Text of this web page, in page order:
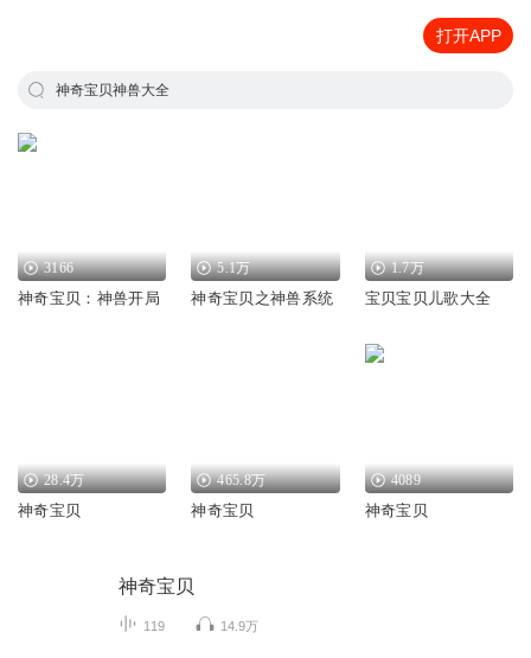
打开APP
神奇宝贝神兽大全
3166
神奇宝贝：神兽开局
5.1万
神奇宝贝之神兽系统
1.7万
宝贝宝贝儿歌大全
28.4万
神奇宝贝
465.8万
神奇宝贝
4089
神奇宝贝
神奇宝贝
119 14.9万